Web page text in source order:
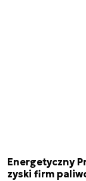
Energetyczny
zyski firm